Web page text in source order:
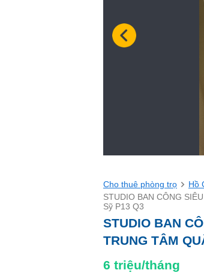
Cho thuê phòng trọ Hồ
STUDIO BAN CÔNG
Sỹ P13 Q3
STUDIO BAN
TRUNG TÂM
6 triệu/tháng